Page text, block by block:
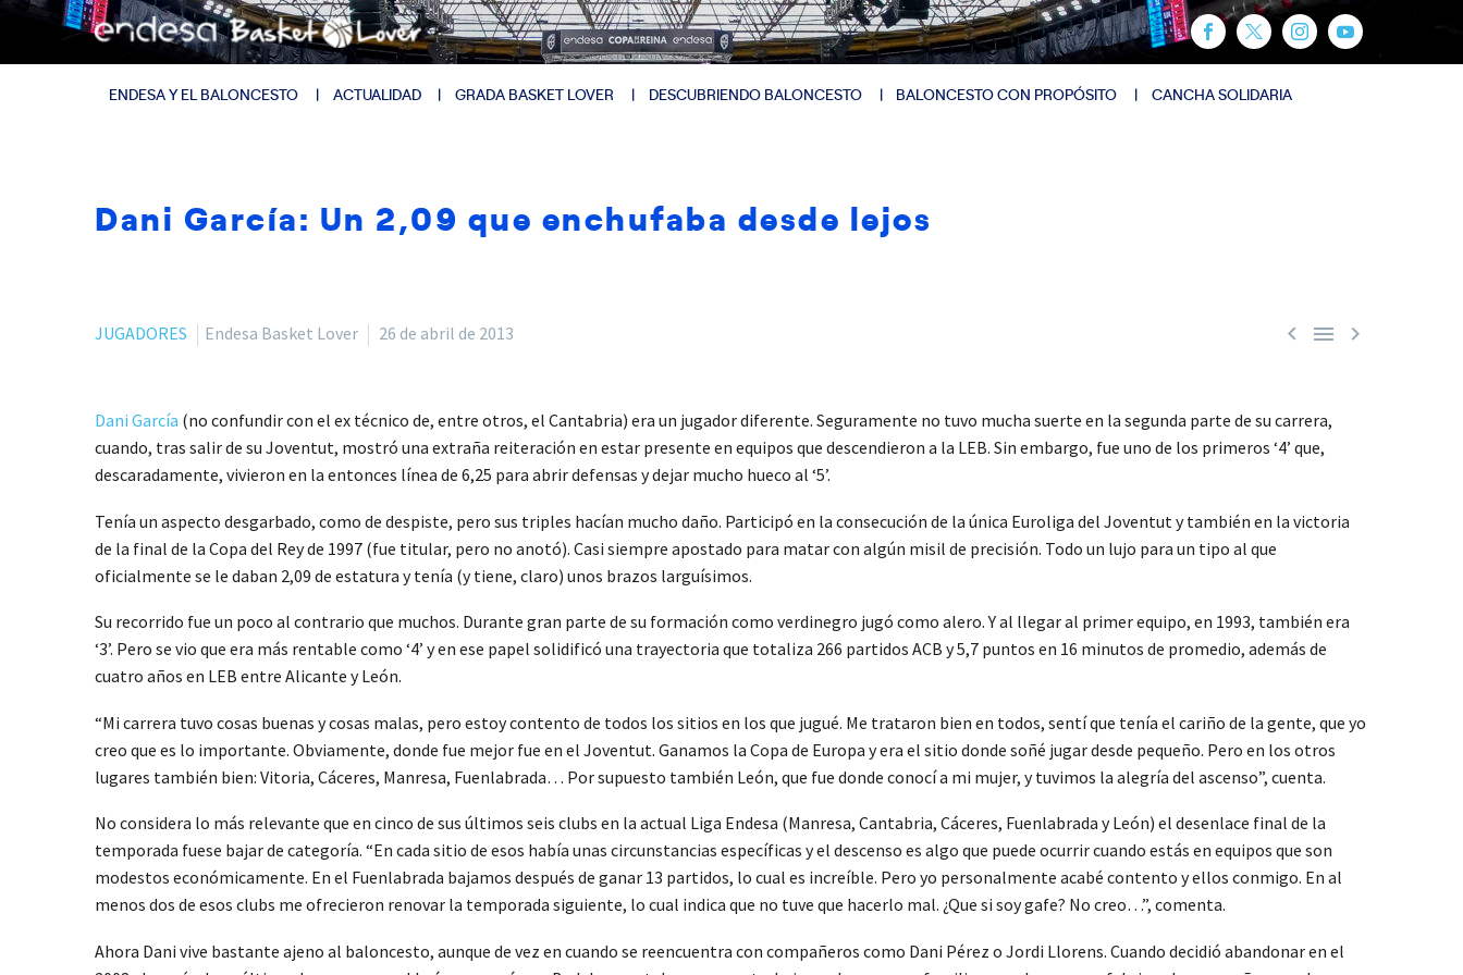
ENDESA Y EL BALONCESTO ACTUALIDAD GRADA BASKET LOVER DESCUBRIENDO BALONCESTO BALONCESTO CON PROPÓSITO CANCHA SOLIDARIA
Dani García: Un 2,09 que enchufaba desde lejos
  
JUGADORES Endesa Basket Lover 26 de abril de 2013
Dani García (no confundir con el ex técnico de, entre otros, el Cantabria) era un jugador diferente. Seguramente no tuvo mucha suerte en la segunda parte de su carrera,
cuando, tras salir de su Joventut, mostró una extraña reiteración en estar presente en equipos que descendieron a la LEB. Sin embargo, fue uno de los primeros ‘4’ que,
descaradamente, vivieron en la entonces línea de 6,25 para abrir defensas y dejar mucho hueco al ‘5’.
Tenía un aspecto desgarbado, como de despiste, pero sus triples hacían mucho daño. Participó en la consecución de la única Euroliga del Joventut y también en la victoria
de la final de la Copa del Rey de 1997 (fue titular, pero no anotó). Casi siempre apostado para matar con algún misil de precisión. Todo un lujo para un tipo al que
oficialmente se le daban 2,09 de estatura y tenía (y tiene, claro) unos brazos larguísimos.
Su recorrido fue un poco al contrario que muchos. Durante gran parte de su formación como verdinegro jugó como alero. Y al llegar al primer equipo, en 1993, también era
‘3’. Pero se vio que era más rentable como ‘4’ y en ese papel solidificó una trayectoria que totaliza 266 partidos ACB y 5,7 puntos en 16 minutos de promedio, además de
cuatro años en LEB entre Alicante y León.
“Mi carrera tuvo cosas buenas y cosas malas, pero estoy contento de todos los sitios en los que jugué. Me trataron bien en todos, sentí que tenía el cariño de la gente, que yo
creo que es lo importante. Obviamente, donde fue mejor fue en el Joventut. Ganamos la Copa de Europa y era el sitio donde soñé jugar desde pequeño. Pero en los otros
lugares también bien: Vitoria, Cáceres, Manresa, Fuenlabrada… Por supuesto también León, que fue donde conocí a mi mujer, y tuvimos la alegría del ascenso”, cuenta.
No considera lo más relevante que en cinco de sus últimos seis clubs en la actual Liga Endesa (Manresa, Cantabria, Cáceres, Fuenlabrada y León) el desenlace final de la
temporada fuese bajar de categoría. “En cada sitio de esos había unas circunstancias específicas y el descenso es algo que puede ocurrir cuando estás en equipos que son
modestos económicamente. En el Fuenlabrada bajamos después de ganar 13 partidos, lo cual es increíble. Pero yo personalmente acabé contento y ellos conmigo. En al
menos dos de esos clubs me ofrecieron renovar la temporada siguiente, lo cual indica que no tuve que hacerlo mal. ¿Que si soy gafe? No creo…”, comenta.
Ahora Dani vive bastante ajeno al baloncesto, aunque de vez en cuando se reencuentra con compañeros como Dani Pérez o Jordi Llorens. Cuando decidió abandonar en el